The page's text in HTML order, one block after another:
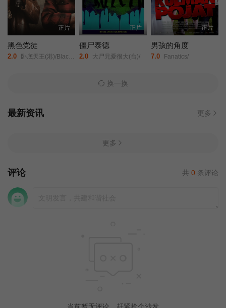
正片
黑色党徒
2.0 卧底天王(港)/Black Klansman/
正片
僵尸泰德
2.0 大尸兄爱很大(台)/
正片
男孩的角度
7.0 Fanatics/
换一换
最新资讯 更多
更多
评论 共 0 条评论
当前暂无评论，赶紧抢个沙发